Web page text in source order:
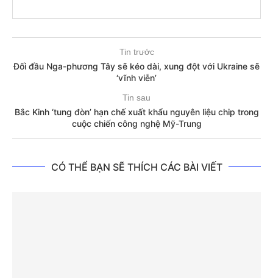
Tin trước
Đối đầu Nga-phương Tây sẽ kéo dài, xung đột với Ukraine sẽ
‘vĩnh viễn’
Tin sau
Bắc Kinh ‘tung đòn’ hạn chế xuất khẩu nguyên liệu chip trong
cuộc chiến công nghệ Mỹ-Trung
CÓ THỂ BẠN SẼ THÍCH CÁC BÀI VIẾT